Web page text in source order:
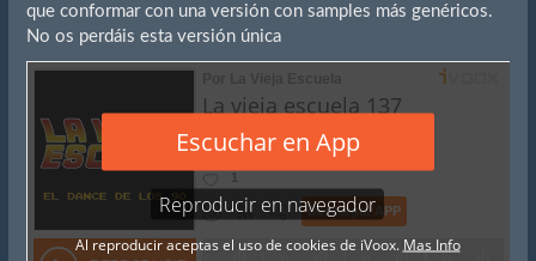
que conformar con una versión con samples más genéricos.
No os perdáis esta versión única